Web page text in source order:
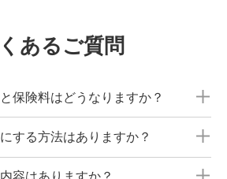
あるご質問
保険料はどうなりますか？
がることにより保険料は毎年変
12歳、猫は9歳から保険料が定額に
する方法はありますか？